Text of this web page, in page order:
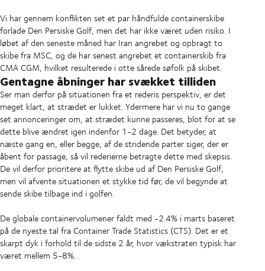
Vi har gennem konflikten set et par håndfulde containerskibe
forlade Den Persiske Golf, men det har ikke været uden risiko. I
løbet af den seneste måned har Iran angrebet og opbragt to
skibe fra MSC, og de har senest angrebet et containerskib fra
CMA CGM, hvilket resulterede i otte sårede søfolk på skibet.
Gentagne åbninger har svækket tilliden
Ser man derfor på situationen fra et rederis perspektiv, er det
meget klart, at strædet er lukket. Ydermere har vi nu to gange
set annonceringer om, at strædet kunne passeres, blot for at se
dette blive ændret igen indenfor 1-2 dage. Det betyder, at
næste gang en, eller begge, af de stridende parter siger, der er
åbent for passage, så vil rederierne betragte dette med skepsis.
De vil derfor prioritere at flytte skibe ud af Den Persiske Golf,
men vil afvente situationen et stykke tid før, de vil begynde at
sende skibe tilbage ind i golfen.
De globale containervolumener faldt med -2.4% i marts baseret
på de nyeste tal fra Container Trade Statistics (CTS). Det er et
skarpt dyk i forhold til de sidste 2 år, hvor vækstraten typisk har
været mellem 5-8%.